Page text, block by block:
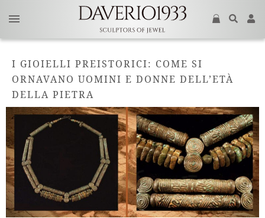
I GIOIELLI PREISTORICI: COME SI
ORNAVANO UOMINI E DONNE DELL’ETÀ
DELLA PIETRA